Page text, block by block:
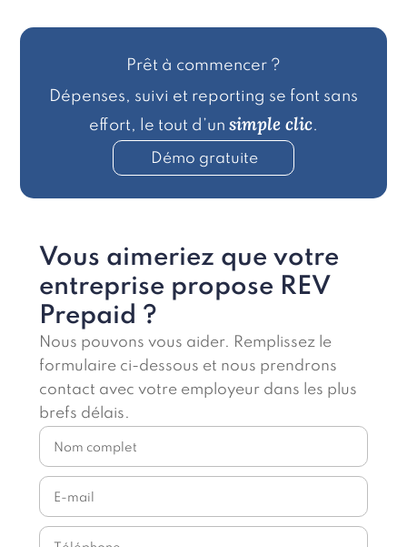
Prêt à commencer ?
Dépenses, suivi et reporting se font sans
effort, le tout d’un simple clic.
Démo gratuite
Vous aimeriez que votre
entreprise propose REV
Prepaid ?
Nous pouvons vous aider. Remplissez le
formulaire ci-dessous et nous prendrons
contact avec votre employeur dans les plus
brefs délais.